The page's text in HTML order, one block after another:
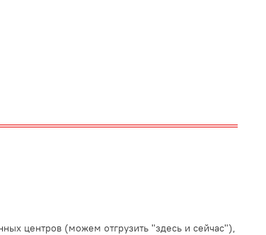
центров (можем отгрузить "здесь и сейчас"),